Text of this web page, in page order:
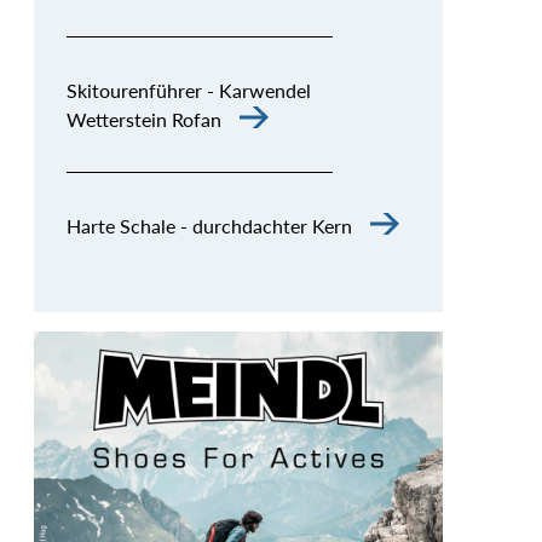
Skitourenführer - Karwendel
Wetterstein Rofan
Harte Schale - durchdachter Kern